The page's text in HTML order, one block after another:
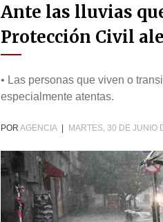
Ante las lluvias
Protección Civil
• Las personas que viven o
especialmente atentas.
POR AGENCIA MARTES, 30 DE JUNIO